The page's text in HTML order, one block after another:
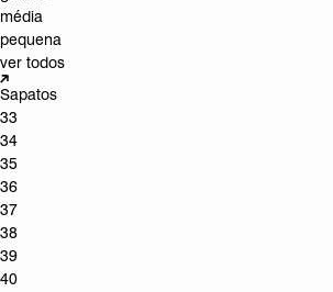
média
pequena
ver todos
Sapatos
33
34
35
36
37
38
39
40